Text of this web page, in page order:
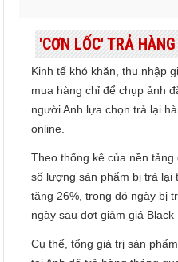
'CƠN LỐC' TRẢ
Kinh tế khó khăn, thu nhập
mua hàng chỉ để chụp ảnh
người Anh lựa chọn trả lại
online.
Theo thống kê của nền tảng
số lượng sản phẩm bị trả lại
tăng 26%, trong đó ngày bị
ngày sau đợt giảm giá Black
Cụ thể, tổng giá trị sản